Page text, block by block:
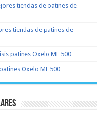
tiendas de patines de
tiendas de patines de
patines Oxelo MF 500
Oxelo MF 500